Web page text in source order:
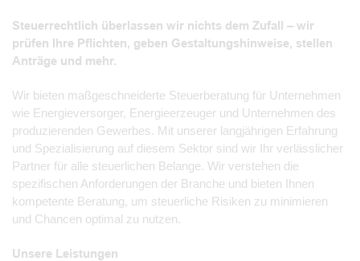
Steuerrechtlich überlassen wir nichts dem Zufall – wir
prüfen Ihre Pflichten, geben Gestaltungshinweise, stellen
Anträge und mehr.
Wir bieten maßgeschneiderte Steuerberatung für Unternehmen
wie Energieversorger, Energieerzeuger und Unternehmen des
produzierenden Gewerbes. Mit unserer langjährigen Erfahrung
und Spezialisierung auf diesem Sektor sind wir Ihr verlässlicher
Partner für alle steuerlichen Belange. Wir verstehen die
spezifischen Anforderungen der Branche und bieten Ihnen
kompetente Beratung, um steuerliche Risiken zu minimieren
und Chancen optimal zu nutzen.
Unsere Leistungen